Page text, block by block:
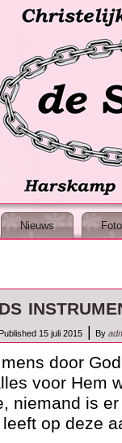
Nieuws
Published 15 juli 2015 By
door
voor Hem
niemand is
leeft op deze